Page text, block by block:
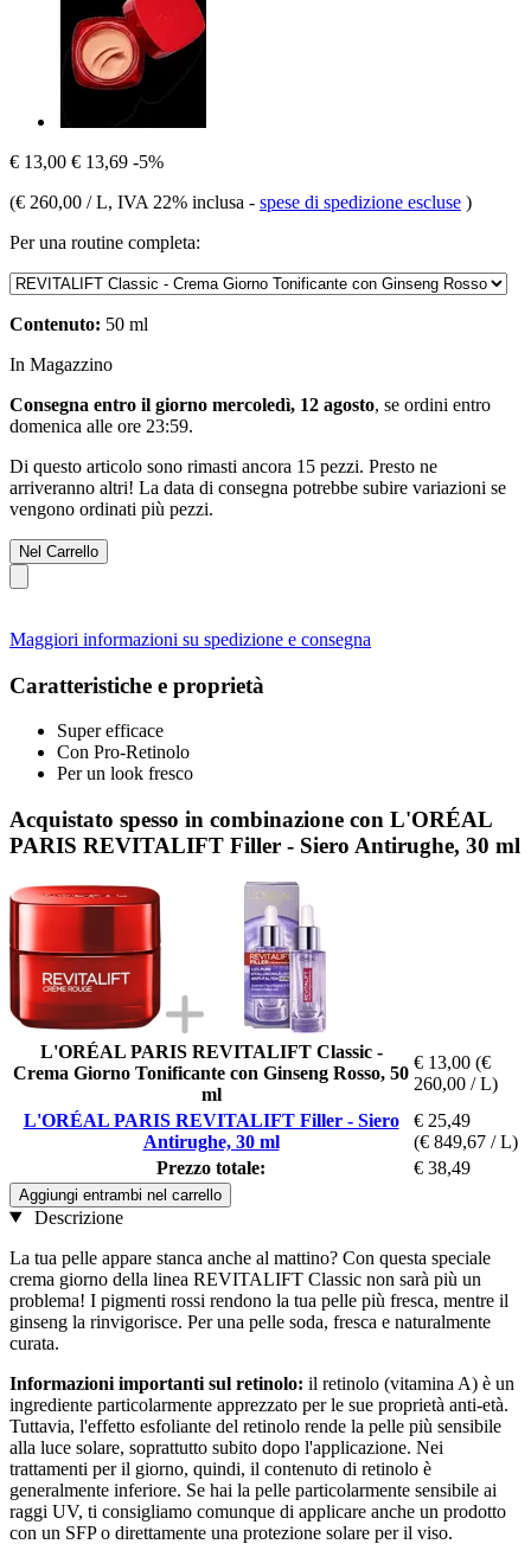
€ 13,00 € 13,69 -5%
(€ 260,00 / L, IVA 22% inclusa - spese di spedizione escluse )
Per una routine completa:
Contenuto: 50 ml
In Magazzino
Consegna entro il giorno mercoledì, 12 agosto, se ordini entro
domenica alle ore 23:59.
Di questo articolo sono rimasti ancora 15 pezzi. Presto ne
arriveranno altri! La data di consegna potrebbe subire variazioni se
vengono ordinati più pezzi.
Nel Carrello
Maggiori informazioni su spedizione e consegna
Caratteristiche e proprietà
Super efficace
Con Pro-Retinolo
Per un look fresco
Acquistato spesso in combinazione con L'ORÉAL
PARIS REVITALIFT Filler - Siero Antirughe, 30 ml
L'ORÉAL PARIS REVITALIFT Classic -
Crema Giorno Tonificante con Ginseng Rosso, 50
ml
€ 13,00 (€
260,00 / L)
L'ORÉAL PARIS REVITALIFT Filler - Siero
Antirughe, 30 ml
€ 25,49
(€ 849,67 / L)
Prezzo totale:
€ 38,49
Aggiungi entrambi nel carrello
Descrizione
La tua pelle appare stanca anche al mattino? Con questa speciale
crema giorno della linea REVITALIFT Classic non sarà più un
problema! I pigmenti rossi rendono la tua pelle più fresca, mentre il
ginseng la rinvigorisce. Per una pelle soda, fresca e naturalmente
curata.
Informazioni importanti sul retinolo: il retinolo (vitamina A) è un
ingrediente particolarmente apprezzato per le sue proprietà anti-età.
Tuttavia, l'effetto esfoliante del retinolo rende la pelle più sensibile
alla luce solare, soprattutto subito dopo l'applicazione. Nei
trattamenti per il giorno, quindi, il contenuto di retinolo è
generalmente inferiore. Se hai la pelle particolarmente sensibile ai
raggi UV, ti consigliamo comunque di applicare anche un prodotto
con un SFP o direttamente una protezione solare per il viso.